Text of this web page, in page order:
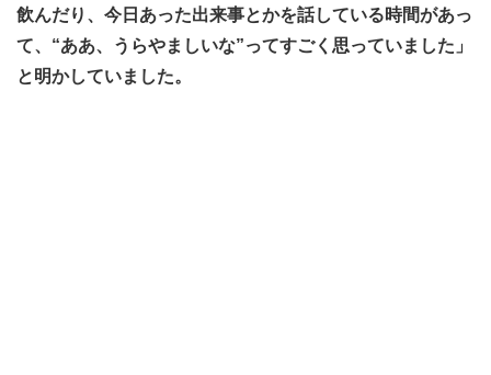
飲んだり、今日あった出来事とかを話している時間があっ
て、“ああ、うらやましいな”ってすごく思っていました」
と明かしていました。